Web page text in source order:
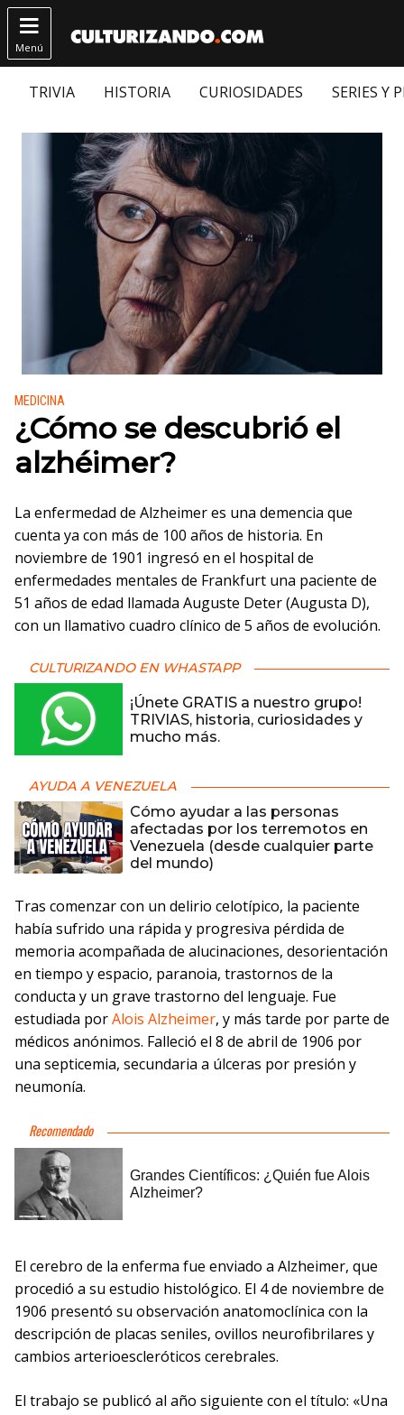

Menú
TRIVIA HISTORIA CURIOSIDADES SERIES Y
Publicado en:
MEDICINA
¿Cómo se descubrió el
alzhéimer?
La enfermedad de Alzheimer es una demencia que
cuenta ya con más de 100 años de historia. En
noviembre de 1901 ingresó en el hospital de
enfermedades mentales de Frankfurt una paciente de
51 años de edad llamada Auguste Deter (Augusta D),
con un llamativo cuadro clínico de 5 años de evolución.
CULTURIZANDO EN WHASTAPP
¡Únete GRATIS a nuestro grupo!
TRIVIAS, historia, curiosidades y
mucho más.
AYUDA A VENEZUELA
Cómo ayudar a las personas
afectadas por los terremotos en
Venezuela (desde cualquier parte
del mundo)
Tras comenzar con un delirio celotípico, la paciente
había sufrido una rápida y progresiva pérdida de
memoria acompañada de alucinaciones, desorientación
en tiempo y espacio, paranoia, trastornos de la
conducta y un grave trastorno del lenguaje. Fue
estudiada porAlois Alzheimer, y más tarde por parte de
médicos anónimos. Falleció el 8 de abril de 1906 por
una septicemia, secundaria a úlceras por presión y
neumonía.
El cerebro de la enferma fue enviado a Alzheimer, que
procedió a su estudio histológico. El 4 de noviembre de
1906 presentó su observación anatomoclínica con la
descripción de placas seniles, ovillos neurofibrilares y
cambios arterioescleróticos cerebrales.
El trabajo se publicó al año siguiente con el título: «Una